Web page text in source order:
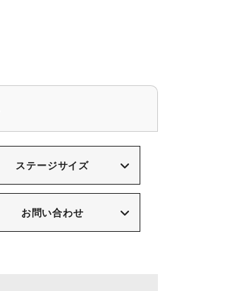
ステージサイズ
お問い合わせ